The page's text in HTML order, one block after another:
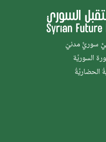
سوريٌّ مدنيّ
السوريَّة
الحضاريَّةُ